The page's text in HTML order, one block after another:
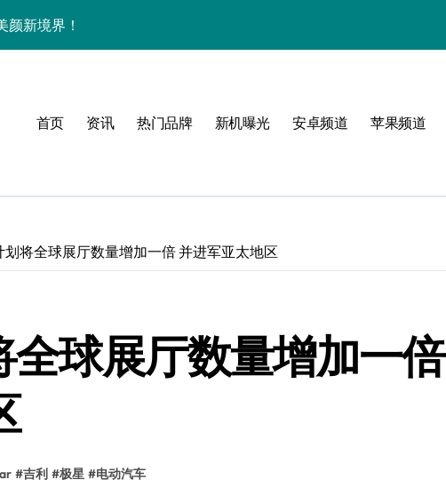
颜新境界！
体验！
打造专属风格！
行！
定制，玩转无限可能
瞬惊艳
翻全场
首页 资讯 热门品牌 新机曝光 安卓频道 苹果频道
将全球展厅数量增加一倍 并进军亚太地区
球展厅数量增加一倍
#吉利 #极星 #电动汽车